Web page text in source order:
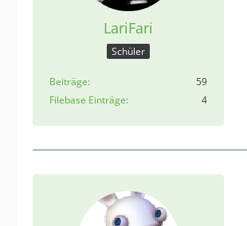
LariFari
Schüler
Beiträge
59
Filebase Einträge
4